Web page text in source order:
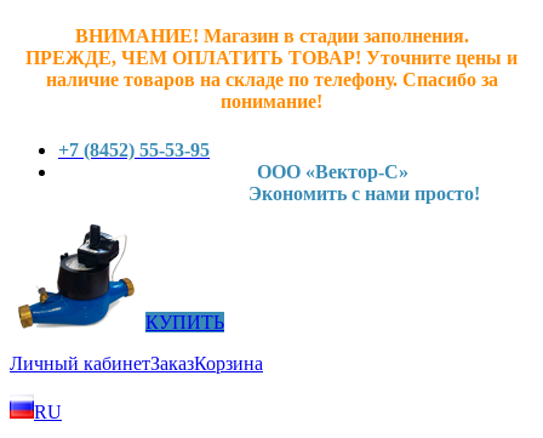
ВНИМАНИЕ! Магазин в стадии заполнения.
ПРЕЖДЕ, ЧЕМ ОПЛАТИТЬ ТОВАР! Уточните цены и
наличие товаров на складе по телефону. Спасибо за
понимание!
+7 (8452) 55-53-95
ООО «Вектор-С»
Экономить с нами просто!
КУПИТЬ
Личный кабинетЗаказКорзина
RU